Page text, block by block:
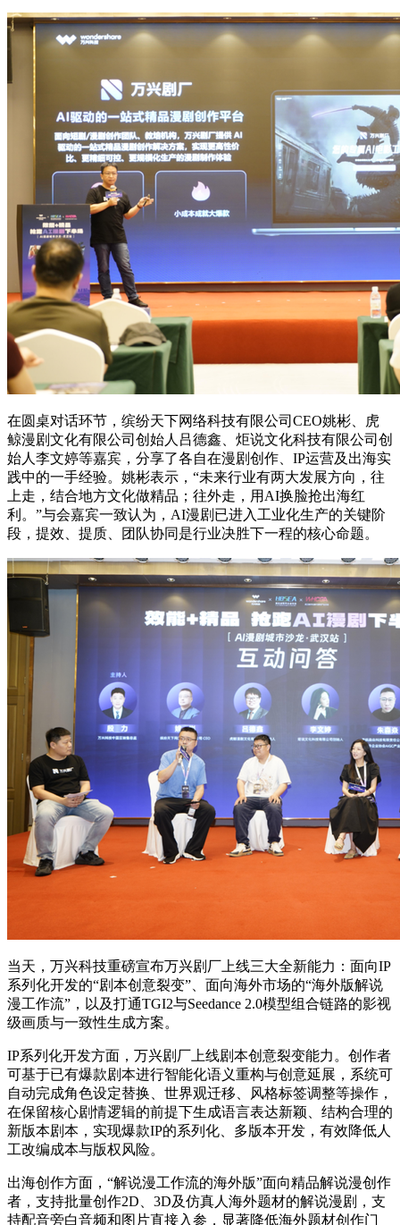
在圆桌对话环节，缤纷天下网络科技有限公司CEO姚彬、虎
鲸漫剧文化有限公司创始人吕德鑫、炬说文化科技有限公司创
始人李文婷等嘉宾，分享了各自在漫剧创作、IP运营及出海实
践中的一手经验。姚彬表示，“未来行业有两大发展方向，往
上走，结合地方文化做精品；往外走，用AI换脸抢出海红
利。”与会嘉宾一致认为，AI漫剧已进入工业化生产的关键阶
段，提效、提质、团队协同是行业决胜下一程的核心命题。
当天，万兴科技重磅宣布万兴剧厂上线三大全新能力：面向IP
系列化开发的“剧本创意裂变”、面向海外市场的“海外版解说
漫工作流”，以及打通TGI2与Seedance 2.0模型组合链路的影视
级画质与一致性生成方案。
IP系列化开发方面，万兴剧厂上线剧本创意裂变能力。创作者
可基于已有爆款剧本进行智能化语义重构与创意延展，系统可
自动完成角色设定替换、世界观迁移、风格标签调整等操作，
在保留核心剧情逻辑的前提下生成语言表达新颖、结构合理的
新版本剧本，实现爆款IP的系列化、多版本开发，有效降低人
工改编成本与版权风险。
出海创作方面，“解说漫工作流的海外版”面向精品解说漫创作
者，支持批量创作2D、3D及仿真人海外题材的解说漫剧，支
持配音旁白音频和图片直接入参，显著降低海外题材创作门